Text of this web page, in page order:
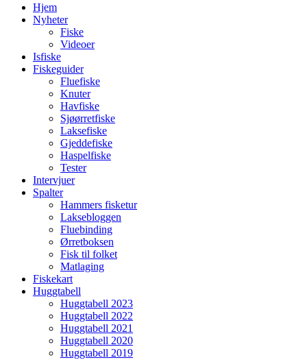
Hjem
Nyheter
Fiske
Videoer
Isfiske
Fiskeguider
Fluefiske
Knuter
Havfiske
Sjøørretfiske
Laksefiske
Gjeddefiske
Haspelfiske
Tester
Intervjuer
Spalter
Hammers fisketur
Laksebloggen
Fluebinding
Ørretboksen
Fisk til folket
Matlaging
Fiskekart
Huggtabell
Huggtabell 2023
Huggtabell 2022
Huggtabell 2021
Huggtabell 2020
Huggtabell 2019